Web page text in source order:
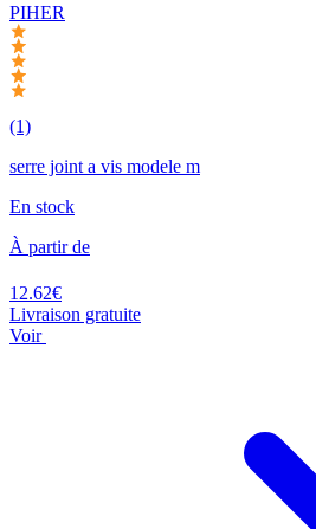
PIHER
(1)
serre joint a vis modele m
En stock
À partir de
12.62€
Livraison gratuite
Voir